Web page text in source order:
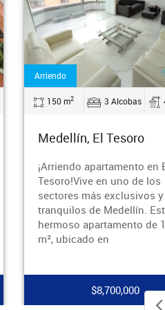
Arriendo
450 m2 4 Alcobas
Medellín, Los Balsos
¡Se arrienda apartamento
en El Poblado!Vive en uno
los sectores más
de Medellín en este
espectacular apartamento
450 m², di
$13,000,000